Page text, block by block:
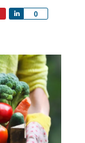
0
Share